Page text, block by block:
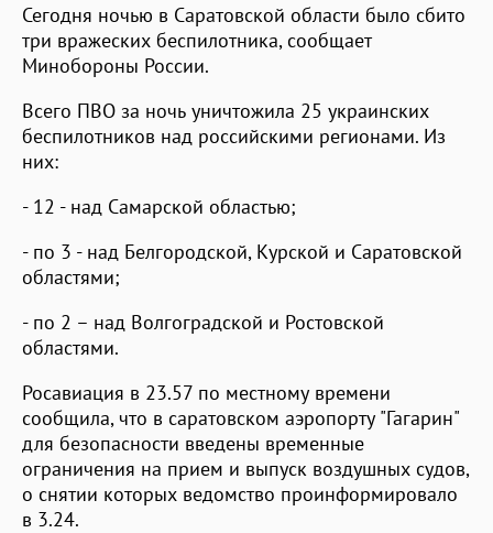
Сегодня ночью в Саратовской области было сбито
три вражеских беспилотника, сообщает
Минобороны России.
Всего ПВО за ночь уничтожила 25 украинских
беспилотников над российскими регионами. Из
них:
- 12 - над Самарской областью;
- по 3 - над Белгородской, Курской и Саратовской
областями;
- по 2 – над Волгоградской и Ростовской
областями.
Росавиация в 23.57 по местному времени
сообщила, что в саратовском аэропорту "Гагарин"
для безопасности введены временные
ограничения на прием и выпуск воздушных судов,
о снятии которых ведомство проинформировало
в 3.24.